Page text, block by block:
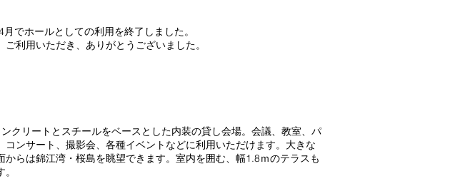
でホールとしての利用を終了しました。
ご利用いただき、ありがとうございました。
ンクリートとスチールをベースとした内装の貸し会場。会議、教室、パ
コンサート、撮影会、各種イベントなどに利用いただけます。 大きな
からは錦江湾・桜島を眺望できます。 室内を囲む、幅1.8ｍのテラスも